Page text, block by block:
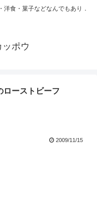
洋食・菓子などなんでもあり．
ポウ
ローストビーフ
2009/11/15